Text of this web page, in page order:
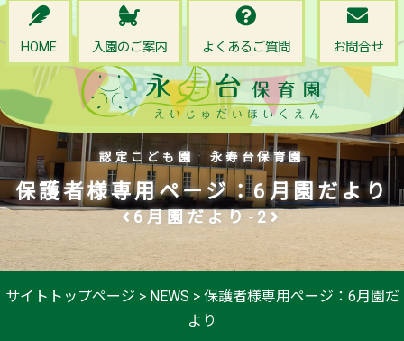
HOME 入園のご案内 よくあるご質問 お問合せ
認定こども園 永寿台保育園
保護者様専用ページ：6月園だより
6月園だより-2
サイトトップページ > NEWS > 保護者様専用ページ：6月園だ
より